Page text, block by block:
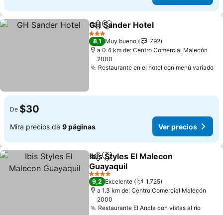
CompartirAgregar a favoritos
GH Sander Hotel
3 Estrellas
8,1 Muy bueno
792
a 0.4 km de: Centro Comercial Malecón
2000
Restaurante en el hotel con menú variado
De $30
Mira precios de 9 páginas Ver precios
CompartirAgregar a favoritos
Ibis Styles El Malecon
Guayaquil
Ver precios
4 Estrellas
9,2 Excelente
1.725
a 1.3 km de: Centro Comercial Malecón
2000
Restaurante El Ancla con vistas al ríoVer